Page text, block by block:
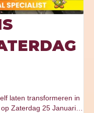
laten transformeren in
Zaterdag 25 Januari…